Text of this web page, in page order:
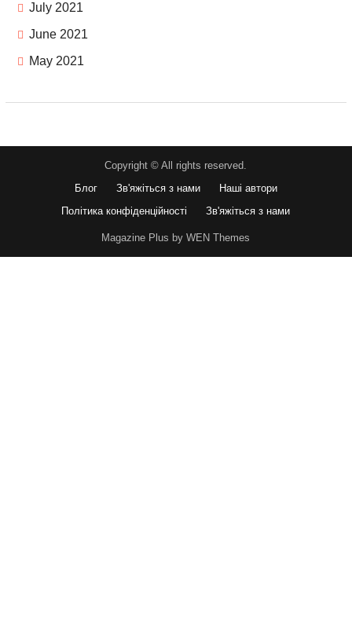
July 2021
June 2021
May 2021
Copyright © All rights reserved.
Блог
Зв'яжіться з нами
Наші автори
Політика конфіденційності
Зв'яжіться з нами
Magazine Plus by WEN Themes